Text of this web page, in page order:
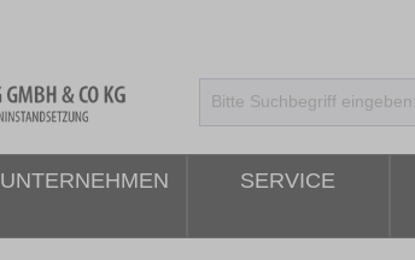
UNTERNEHMEN SERVICE